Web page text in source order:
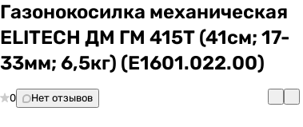
Газонокосилка механическая
ELITECH ДМ ГМ 415Т (41cм; 17-
33мм; 6,5кг) (E1601.022.00)
0 Нет отзывов